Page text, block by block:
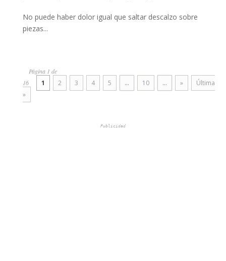
No puede haber dolor igual que saltar descalzo sobre
piezas...
Página 1 de
16
1 2 3 4 5 ... 10 ... »
Última
»
Publicidad